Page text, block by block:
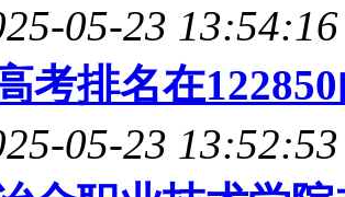
05-23 13:54:16
考排名在
05-23 13:52:53